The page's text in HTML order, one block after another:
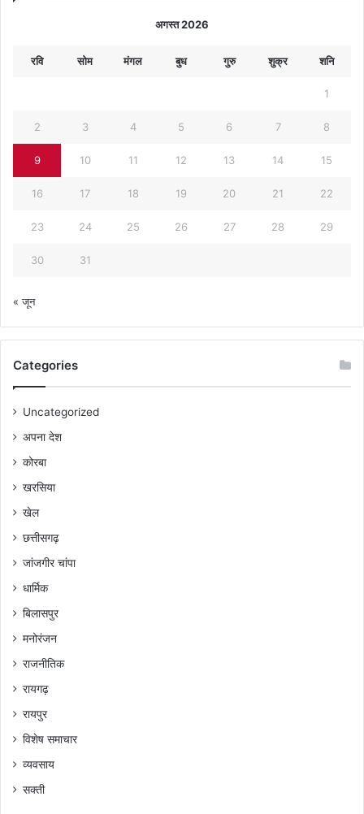
अगस्त 2026
रवि सोम मंगल बुध गुरु शुक्र शनि
1
2 3 4 5 6 7 8
9 10 11 12 13 14 15
16 17 18 19 20 21 22
23 24 25 26 27 28 29
30 31
« जून
Categories
Uncategorized
अपना देश
कोरबा
खरसिया
खेल
छत्तीसगढ़
जांजगीर चांपा
धार्मिक
बिलासपुर
मनोरंजन
राजनीतिक
रायगढ़
रायपुर
विशेष समाचार
व्यवसाय
सक्ती